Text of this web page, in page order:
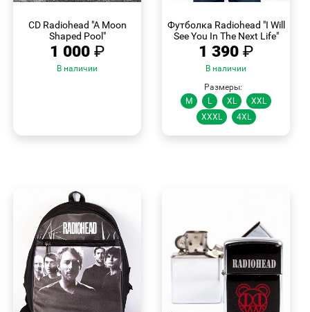
CD Radiohead "A Moon
Shaped Pool"
1 000 ₽
В наличии
Футболка Radiohead "I Will
See You In The Next Life"
1 390 ₽
В наличии
Размеры:
M
L XL
XXL
XXXL
4XL